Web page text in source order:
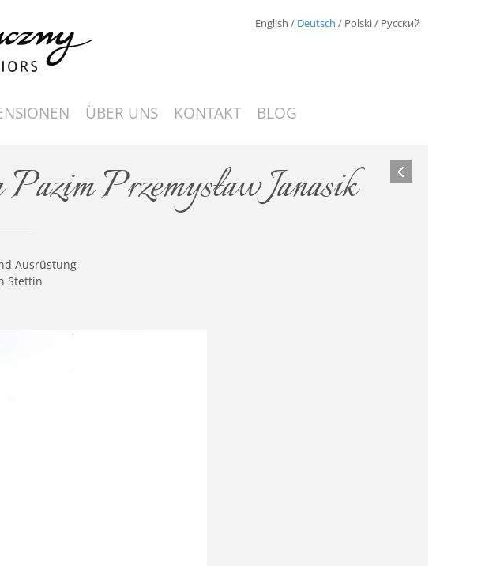
English / Deutsch / Polski/ Русский
ÜBER UNS KONTAKT BLOG
Przemysław Janasik
Ausrüstung
Stettin